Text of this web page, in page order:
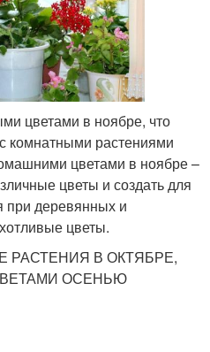
цветами в ноябре, что
комнатными растениями
цветами в ноябре –
цветы и создать для
при деревянных и
цветы.
РАСТЕНИЯ В ОКТЯБРЕ,
ОСЕНЬЮ